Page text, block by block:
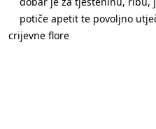
potiče apetit te povoljno
crijevne flore